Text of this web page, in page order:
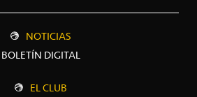
NOTICIAS
BOLETÍN DIGITAL
EL CLUB